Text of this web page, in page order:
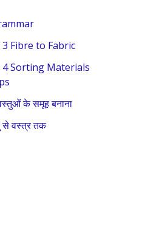
Fibre to Fabric
Sorting Materials
के समूह बनाना
से वस्त्र तक